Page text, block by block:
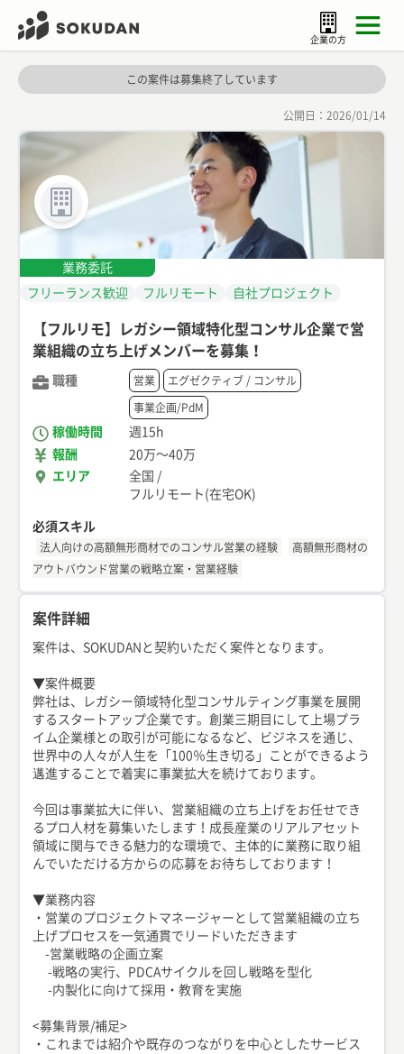
企業の方
この案件は募集終了しています
公開日： 2026/01/14
業務委託
フリーランス歓迎
フルリモート 自社プロジェクト
【フルリモ】レガシー領域特化型コンサル企業で営
業組織の立ち上げメンバーを募集！
職種 営業 エグゼクティブ / コンサル
事業企画/PdM
稼働時間
週15h
報酬
20万〜40万
エリア
全国 /
フルリモート(在宅OK)
必須スキル
法人向けの高額無形商材でのコンサル営業の経験
高額無形商材の
アウトバウンド営業の戦略立案・営業経験
案件詳細
案件は、SOKUDANと契約いただく案件となります。
▼案件概要
弊社は、レガシー領域特化型コンサルティング事業を展開
するスタートアップ企業です。創業三期目にして上場プラ
イム企業様との取引が可能になるなど、ビジネスを通じ、
世界中の人々が人生を「100％生き切る」ことができるよう
邁進することで着実に事業拡大を続けております。
今回は事業拡大に伴い、営業組織の立ち上げをお任せでき
るプロ人材を募集いたします！成長産業のリアルアセット
領域に関与できる魅力的な環境で、主体的に業務に取り組
んでいただける方からの応募をお待ちしております！
▼業務内容
・営業のプロジェクトマネージャーとして営業組織の立ち
上げプロセスを一気通貫でリードいただきます
-営業戦略の企画立案
-戦略の実行、PDCAサイクルを回し戦略を型化
-内製化に向けて採用・教育を実施
<募集背景/補足>
・これまでは紹介や既存のつながりを中心としたサービス